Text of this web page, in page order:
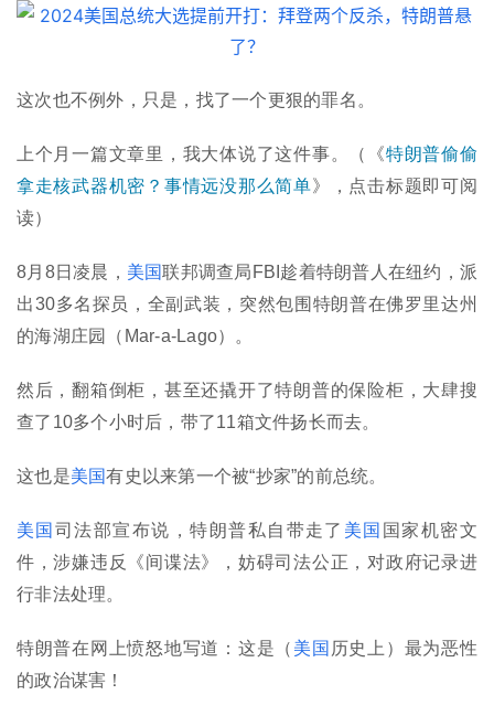
这次也不例外，只是，找了一个更狠的罪名。
上个月一篇文章里，我大体说了这件事。（《特朗普偷偷
拿走核武器机密？事情远没那么简单》，点击标题即可阅
读）
8月8日凌晨， 美国联邦调查局FBI趁着特朗普人在纽约，派
出30多名探员，全副武装，突然包围特朗普在佛罗里达州
的海湖庄园（Mar-a-Lago）。
然后，翻箱倒柜，甚至还撬开了特朗普的保险柜，大肆搜
查了10多个小时后，带了11箱文件扬长而去。
这也是美国有史以来第一个被“抄家”的前总统。
美国 司法部宣布说，特朗普私自带走了 美国 国家机密文
件，涉嫌违反《间谍法》，妨碍司法公正，对政府记录进
行非法处理。
特朗普在网上愤怒地写道：这是（ 美国 历史上）最为恶性
的政治谋害！